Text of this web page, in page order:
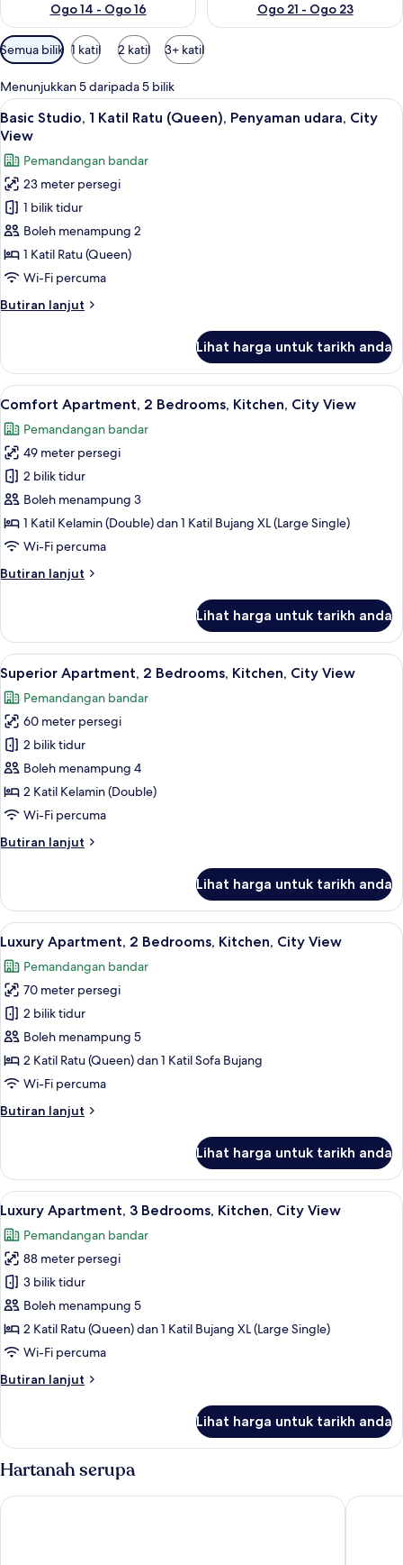
Ogo 14 - Ogo 16
Ogo 21 - Ogo 23
Penapis
yang
tersedia
untuk
bilik
Semua bilik 1 katil 2 katil 3+ katil
Menunjukkan 5 daripada 5 bilik
Lihat
semua
foto
untuk
Basic
Studio,
1
Katil
Ratu
Penyaman
View
Basic Studio, 1 Katil Ratu (Queen),
11
Basic Studio, 1 Katil Ratu (Queen), Penyaman udara, City
View
Pemandangan bandar
23 meter persegi
1 bilik tidur
Boleh menampung 2
1 Katil Ratu (Queen)
Wi-Fi percuma
Butiran lanjut
Butiran
Studio,
Katil
(Queen),
Penyaman
udara,
City
View
Lihat harga untuk tarikh anda
Lihat
semua
foto
untuk
Comfort
Apartment,
2
Bedrooms,
Kitchen,
City
Comfort Apartment, 2 Bedrooms,
18
Comfort Apartment, 2 Bedrooms, Kitchen, City View
Pemandangan bandar
49 meter persegi
2 bilik tidur
Boleh menampung 3
1 Katil Kelamin (Double) dan 1 Katil Bujang XL (Large Single)
Wi-Fi percuma
Butiran lanjut
Butiran
Apartment,
Bedrooms,
Kitchen,
City
View
Lihat harga untuk tarikh anda
Lihat
semua
foto
untuk
Superior
Apartment,
2
Bedrooms,
Kitchen,
City
Superior Apartment, 2 Bedrooms,
15
Superior Apartment, 2 Bedrooms, Kitchen, City View
Pemandangan bandar
60 meter persegi
2 bilik tidur
Boleh menampung 4
2 Katil Kelamin (Double)
Wi-Fi percuma
Butiran lanjut
Butiran
Apartment,
Bedrooms,
Kitchen,
City
View
Lihat harga untuk tarikh anda
Lihat
semua
foto
untuk
Luxury
Apartment,
2
Bedrooms,
Kitchen,
City
Luxury Apartment, 2 Bedrooms,
17
Luxury Apartment, 2 Bedrooms, Kitchen, City View
Pemandangan bandar
70 meter persegi
2 bilik tidur
Boleh menampung 5
2 Katil Ratu (Queen) dan 1 Katil Sofa Bujang
Wi-Fi percuma
Butiran lanjut
Butiran
Apartment,
Bedrooms,
Kitchen,
City
View
Lihat harga untuk tarikh anda
Lihat
semua
foto
untuk
Luxury
Apartment,
3
Bedrooms,
Kitchen,
City
Luxury Apartment, 3 Bedrooms,
20
Luxury Apartment, 3 Bedrooms, Kitchen, City View
Pemandangan bandar
88 meter persegi
3 bilik tidur
Boleh menampung 5
2 Katil Ratu (Queen) dan 1 Katil Bujang XL (Large Single)
Wi-Fi percuma
Butiran lanjut
Butiran
Apartment,
3
Bedrooms,
Kitchen,
City
Lihat harga untuk tarikh anda
Hartanah serupa
KSL Hotel & Resort R&F